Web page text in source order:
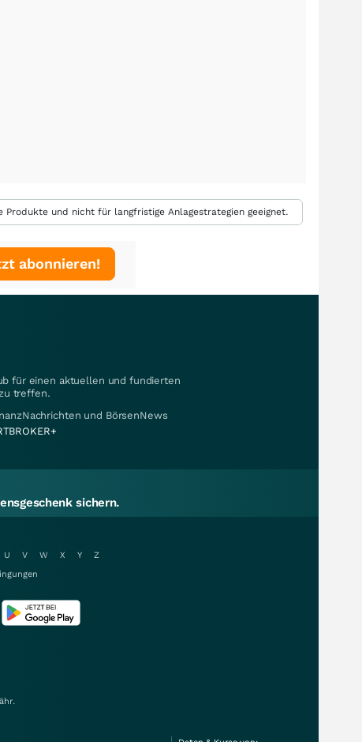
und nicht für langfristige Anlagestrategien geeignet.
abonnieren!
für einen aktuellen und fundierten
treffen.
und BörsenNews
sichern.
U V W X Y
Z